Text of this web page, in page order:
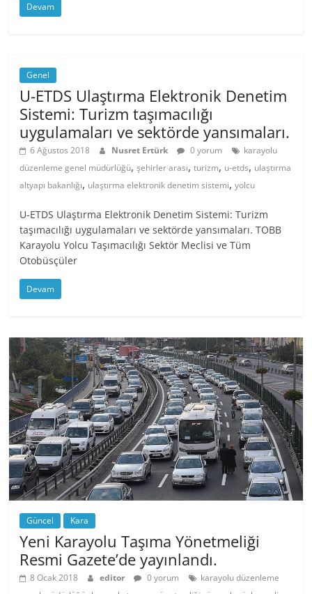
Devam
Genel
U-ETDS Ulaştırma Elektronik Denetim
Sistemi: Turizm taşımacılığı
uygulamaları ve sektörde yansımaları.
6 Ağustos 2018 Nusret Ertürk 0 yorum
karayolu
düzenleme genel müdürlüğü,şehirler arası,turizm, u-etds, ulaştırma
altyapı bakanlığı, ulaştırma elektronik denetim sistemi,yolcu
U-ETDS Ulaştırma Elektronik Denetim Sistemi: Turizm
taşımacılığı uygulamaları ve sektörde yansımaları. TOBB
Karayolu Yolcu Taşımacılığı Sektör Meclisi ve Tüm
Otobüsçüler
Devam
Güncel Kara
Yeni Karayolu Taşıma Yönetmeliği
Resmi Gazete’de yayınlandı.
8 Ocak 2018 editor 0 yorum
karayolu düzenleme